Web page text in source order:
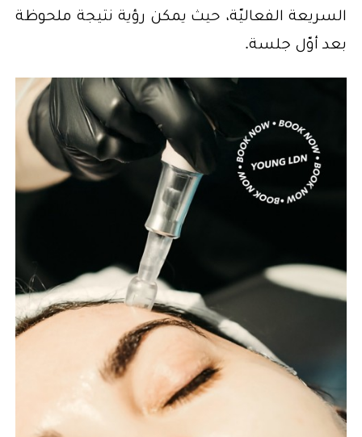
السريعة الفعاليّة، حيث يمكن رؤية نتيجة ملحوظة
بعد أوّل جلسة.